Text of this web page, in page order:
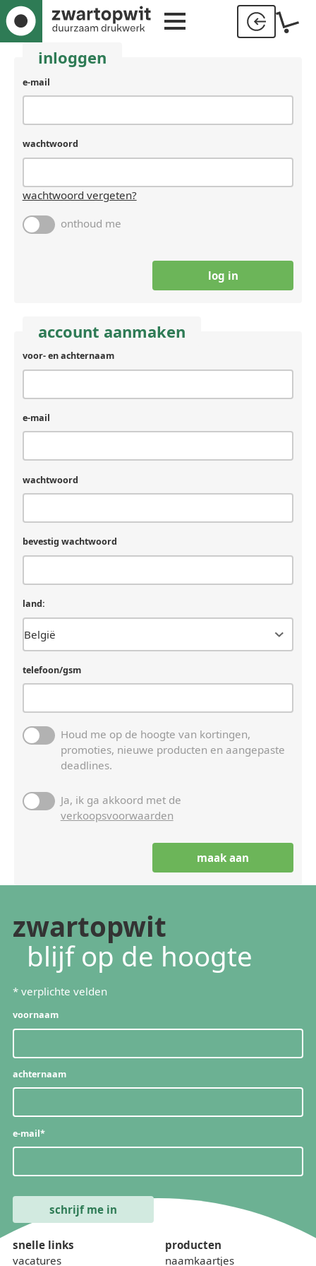
inloggen
gebruikersnaam
(laat
als
een
mens
e-mail
wachtwoord
wachtwoord vergeten?
onthoud me
account aanmaken
voor- en achternaam
e-mail
wachtwoord
bevestig wachtwoord
land:
telefoon/gsm
Houd me op de hoogte van kortingen,
promoties, nieuwe producten en aangepaste
deadlines.
Ja, ik ga akkoord met de
verkoopsvoorwaarden
achternaam
(laat
een
mens
zwartopwit
blijf op de hoogte
* verplichte velden
voornaam
achternaam
e-mail*
snelle links
vacatures
producten
naamkaartjes